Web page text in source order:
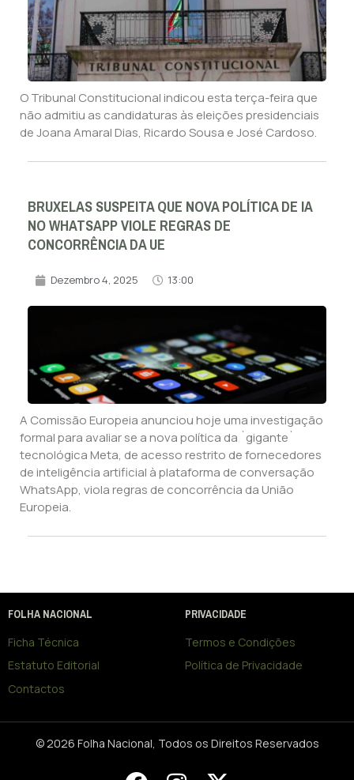
O Tribunal Constitucional indicou esta terça-feira que
não admitiu as candidaturas às eleições presidenciais
de Joana Amaral Dias, Ricardo Sousa e José Cardoso.
BRUXELAS SUSPEITA QUE NOVA POLÍTICA DE IA
NO WHATSAPP VIOLE REGRAS DE
CONCORRÊNCIA DA UE
Dezembro 4, 2025 13:00
A Comissão Europeia anunciou hoje uma investigação
formal para avaliar se a nova política da `gigante`
tecnológica Meta, de acesso restrito de fornecedores
de inteligência artificial à plataforma de conversação
WhatsApp, viola regras de concorrência da União
Europeia.
FOLHA NACIONAL
Ficha Técnica
Estatuto Editorial
Contactos
PRIVACIDADE
Termos e Condições
Política de Privacidade
© 2026 Folha Nacional, Todos os Direitos Reservados